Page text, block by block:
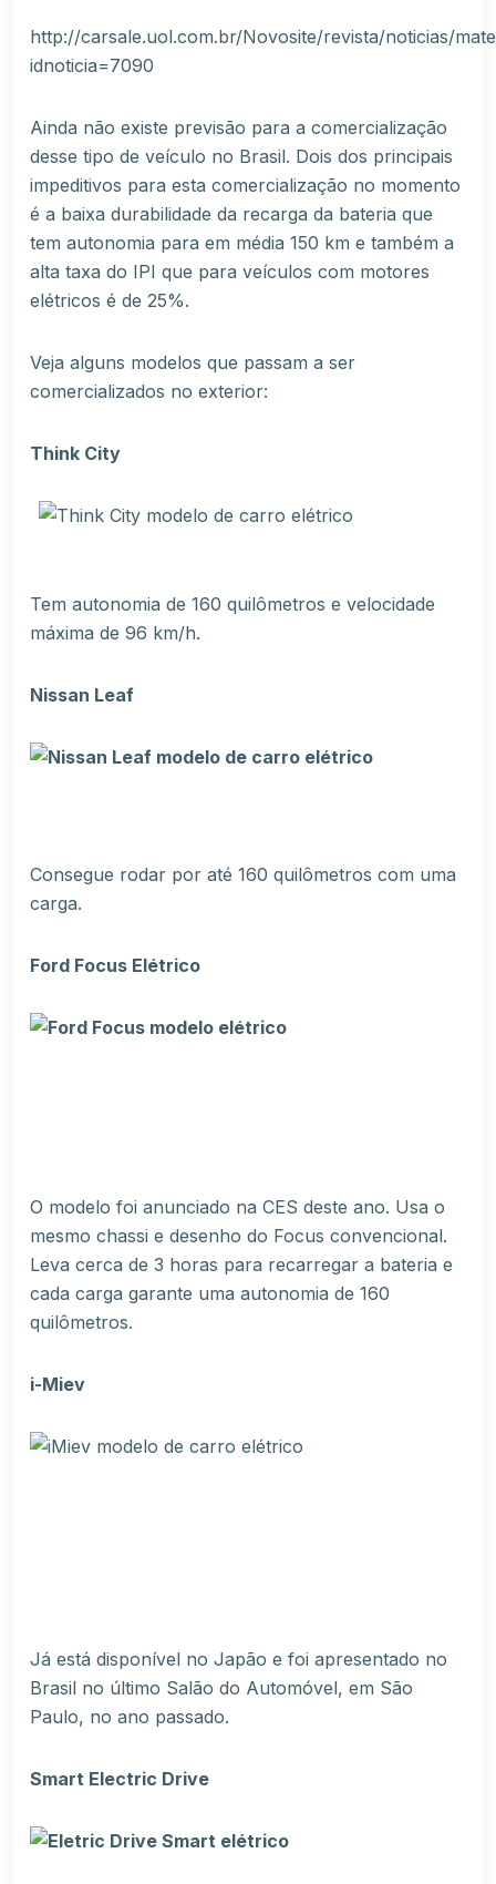
http://carsale.uol.com.br/Novosite/revista/noticias/
idnoticia=7090
Ainda não existe previsão para a comercialização
desse tipo de veículo no Brasil. Dois dos principais
impeditivos para esta comercialização no momento
é a baixa durabilidade da recarga da bateria que
tem autonomia para em média 150 km e também a
alta taxa do IPI que para veículos com motores
elétricos é de 25%.
Veja alguns modelos que passam a ser
comercializados no exterior:
Think City
Tem autonomia de 160 quilômetros e velocidade
máxima de 96 km/h.
Nissan Leaf
Consegue rodar por até 160 quilômetros com uma
carga.
Ford Focus Elétrico
O modelo foi anunciado na CES deste ano. Usa o
mesmo chassi e desenho do Focus convencional.
Leva cerca de 3 horas para recarregar a bateria e
cada carga garante uma autonomia de 160
quilômetros.
i-Miev
Já está disponível no Japão e foi apresentado no
Brasil no último Salão do Automóvel, em São
Paulo, no ano passado.
Smart Electric Drive